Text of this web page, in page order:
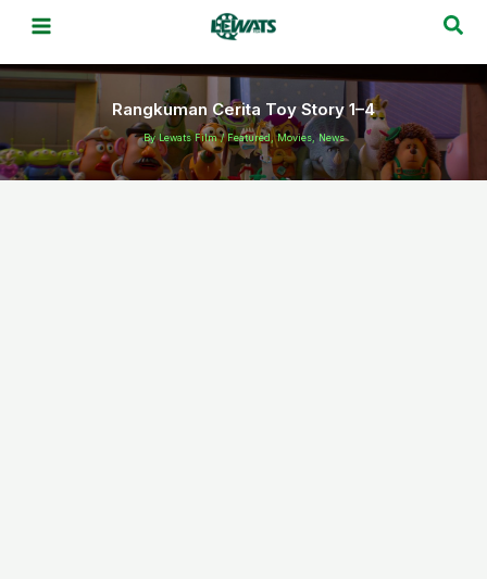
Rangkuman Cerita Toy Story 1–4
ByLewats Film/Featured,Movies,News